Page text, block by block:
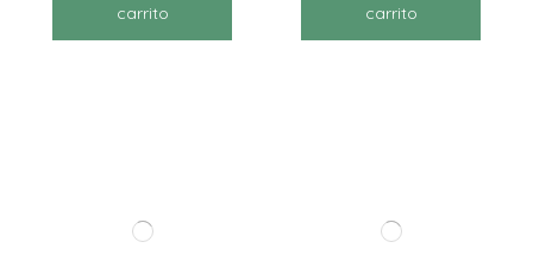
carrito
carrito